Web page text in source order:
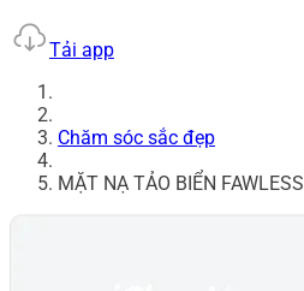
Tải app
Chăm sóc sắc đẹp
MẶT NẠ TẢO BIỂN FAWLESS